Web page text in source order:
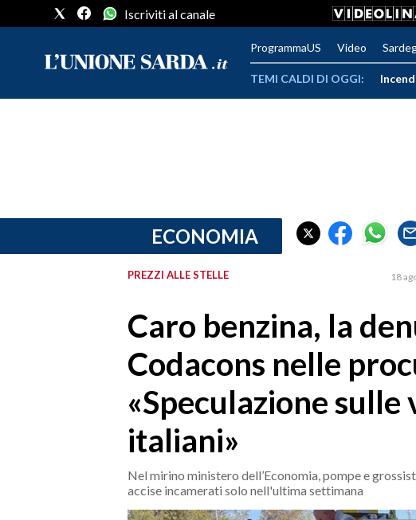
PROVINCIA DI CAGLIARI
Iscriviti al canale
ProgrammaUS Video
TEMI CALDI DI OGGI:
ECONOMIA
PREZZI ALLE STELLE 18
Caro benzina, la
Codacons nelle
«Speculazione sulle
italiani»
Nel mirino ministero dell’Economia, pompe e
accise incamerati solo nell'ultima settimana